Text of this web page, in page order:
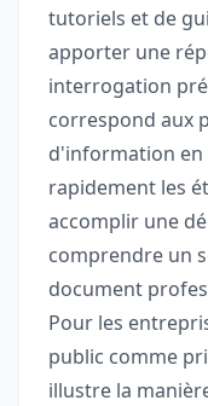
tutoriels et de
apporter une
interrogation
correspond aux
d'information
rapidement les
accomplir une
comprendre un
document
Pour les
public comme
illustre la